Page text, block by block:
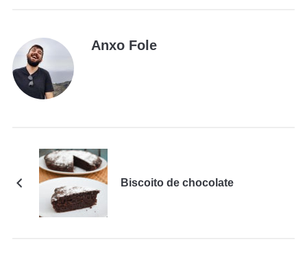
Anxo Fole
Biscoito de chocolate